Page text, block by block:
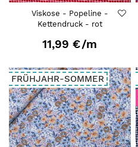
Viskose - Popeline -
Kettendruck - rot
11,99 €/m
FRÜHJAHR-SOMMER